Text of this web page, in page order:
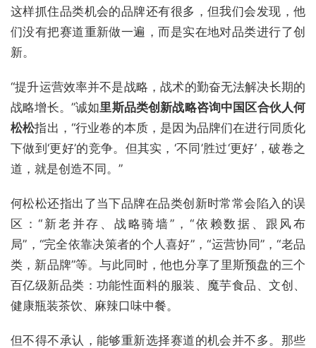
这样抓住品类机会的品牌还有很多，但我们会发现，他
们没有把赛道重新做一遍，而是实在地对品类进行了创
新。
“提升运营效率并不是战略，战术的勤奋无法解决长期的
战略增长。”诚如里斯品类创新战略咨询中国区合伙人何
松松指出，“行业卷的本质，是因为品牌们在进行同质化
下做到‘更好’的竞争。但其实，‘不同’胜过‘更好’，破卷之
道，就是创造不同。”
何松松还指出了当下品牌在品类创新时常常会陷入的误
区：“新老并存、战略骑墙”，“依赖数据、跟风布
局”，“完全依靠决策者的个人喜好”，“运营协同”，“老品
类，新品牌”等。与此同时，他也分享了里斯预盘的三个
百亿级新品类：功能性面料的服装、魔芋食品、文创、
健康瓶装茶饮、麻辣口味中餐。
但不得不承认，能够重新选择赛道的机会并不多。那些